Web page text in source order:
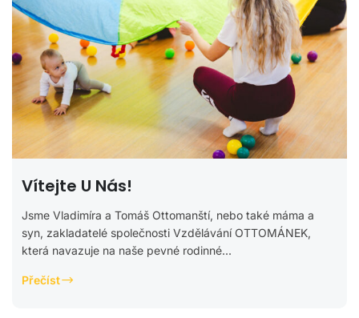
Vítejte U Nás!
Jsme Vladimíra a Tomáš Ottomanští, nebo také máma a
syn, zakladatelé společnosti Vzdělávání OTTOMÁNEK,
která navazuje na naše pevné rodinné...
Přečíst